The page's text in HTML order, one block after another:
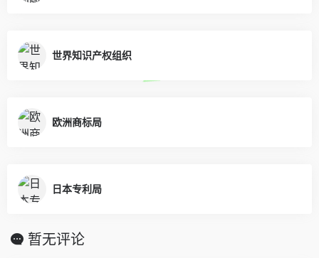
世界知识产权组织
欧洲商标局
日本专利局
暂无评论